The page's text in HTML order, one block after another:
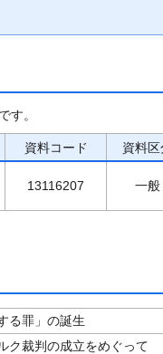
す。
資料コード 資料区
13116207 一般
る罪」の誕生
ク裁判の成立をめぐって